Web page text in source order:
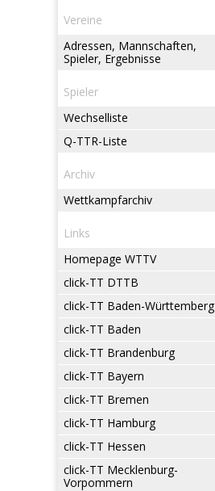
Vereine
Adressen, Mannschaften,
Spieler, Ergebnisse
Spieler
Wechselliste
Q-TTR-Liste
Archiv
Wettkampfarchiv
Links
Homepage WTTV
click-TT DTTB
click-TT Baden-Württemberg
click-TT Baden
click-TT Brandenburg
click-TT Bayern
click-TT Bremen
click-TT Hamburg
click-TT Hessen
click-TT Mecklenburg-
Vorpommern